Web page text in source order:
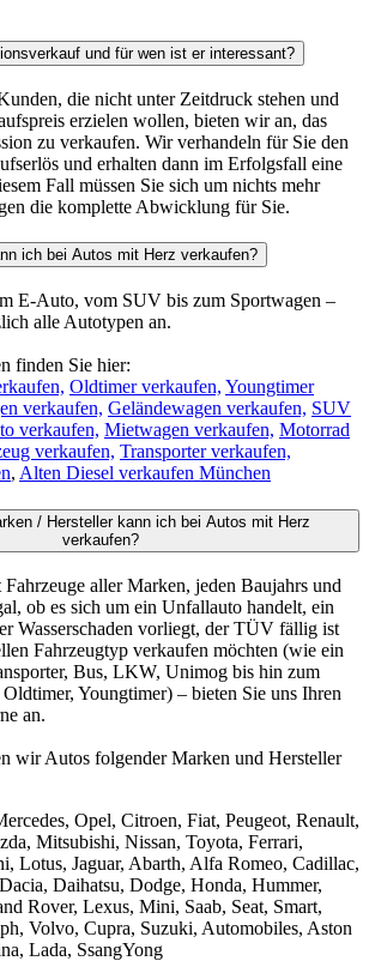
und für wen ist er interessant?
die nicht unter Zeitdruck stehen und
erzielen wollen, bieten wir an, das
zu verkaufen. Wir verhandeln für Sie den
und erhalten dann im Erfolgsfall eine
Fall müssen Sie sich um nichts mehr
die komplette Abwicklung für Sie.
ich bei Autos mit Herz verkaufen?
E-Auto, vom SUV bis zum Sportwagen –
alle Autotypen an.
finden Sie hier:
Oldtimer verkaufen, Youngtimer
verkaufen, Geländewagen verkaufen, SUV
verkaufen, Mietwagen verkaufen, Motorrad
verkaufen, Transporter verkaufen,
, Alten Diesel verkaufen München
/ Hersteller kann ich bei Autos mit Herz
verkaufen?
aller Marken, jeden Baujahrs und
ob es sich um ein Unfallauto handelt, ein
Wasserschaden vorliegt, der TÜV fällig ist
Fahrzeugtyp verkaufen möchten (wie ein
Bus, LKW, Unimog bis hin zum
Youngtimer) – bieten Sie uns Ihren
an.
wir Autos folgender Marken und Hersteller
Opel, Citroen, Fiat, Peugeot, Renault,
Mitsubishi, Nissan, Toyota, Ferrari,
Lotus, Jaguar, Abarth, Alfa Romeo, Cadillac,
Daihatsu, Dodge, Honda, Hummer,
Rover, Lexus, Mini, Saab, Seat, Smart,
Volvo, Cupra, Suzuki, Automobiles, Aston
Lada, SsangYong